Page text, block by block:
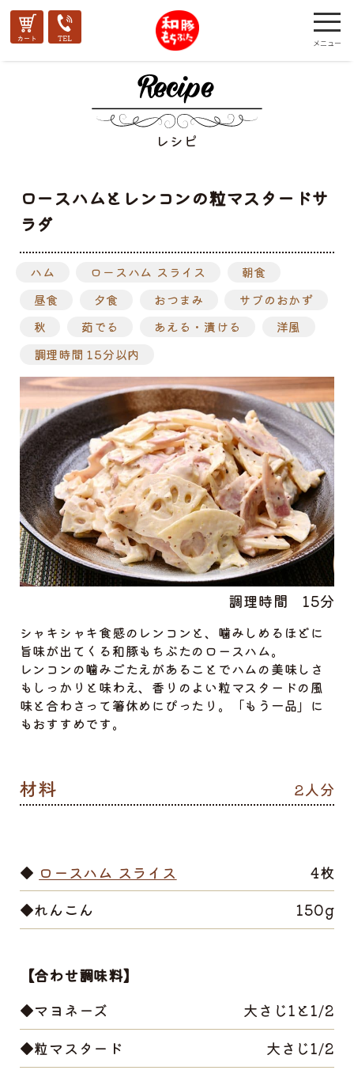
レシピ
ロースハムとレンコンの粒マスタードサ
ラダ
ハム ロースハム スライス
朝食
昼食
夕食 おつまみ
サブのおかず
秋
茹でる あえる・漬ける
洋風
調理時間 15分以内
調理時間15分
シャキシャキ食感のレンコンと、噛みしめるほどに
旨味が出てくる和豚もちぶたのロースハム。
レンコンの噛みごたえがあることでハムの美味しさ
もしっかりと味わえ、香りのよい粒マスタードの風
味と合わさって箸休めにぴったり。「もう一品」に
もおすすめです。
2人分
◆ ロースハム スライス
4枚
◆れんこん
150g
【合わせ調味料】
◆マヨネーズ
大さじ1と1/2
◆粒マスタード
大さじ1/2